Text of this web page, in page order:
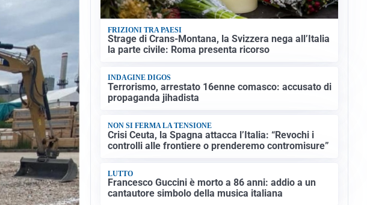
FRIZIONI TRA PAESI
Strage di Crans-Montana, la Svizzera nega all’Italia
la parte civile: Roma presenta ricorso
INDAGINE DIGOS
Terrorismo, arrestato 16enne comasco: accusato di
propaganda jihadista
NON SI FERMA LA TENSIONE
Crisi Ceuta, la Spagna attacca l’Italia: “Revochi i
controlli alle frontiere o prenderemo contromisure”
LUTTO
Francesco Guccini è morto a 86 anni: addio a un
cantautore simbolo della musica italiana